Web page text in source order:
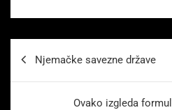
Njemačke savezne države
Ovako izgleda